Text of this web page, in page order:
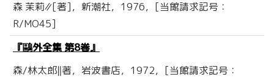
森 茉莉∥[著]，新潮社，1976，[当館請求記号：
R/MO45]
『鷗外全集 第8巻』
森/林太郎‖著，岩波書店，1972，[当館請求記号：